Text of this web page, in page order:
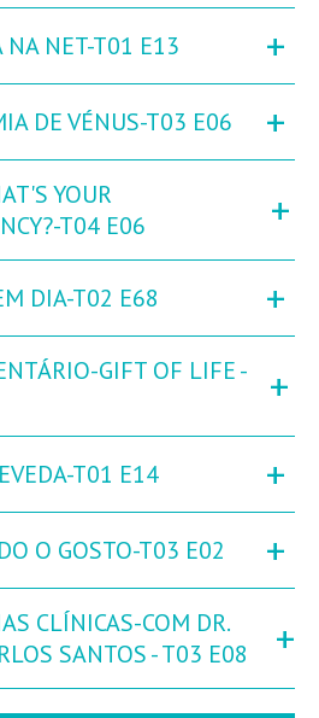
NA NET-T01 E13 +
DE VÉNUS-T03 E06 +
YOUR
T04 E06
+
DIA-T02 E68 +
GIFT OF LIFE -
+
T01 E14 +
O GOSTO-T03 E02 +
CLÍNICAS-COM DR.
SANTOS - T03 E08
+